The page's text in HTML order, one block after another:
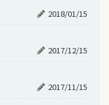
2018/01/15
2017/12/15
2017/11/15